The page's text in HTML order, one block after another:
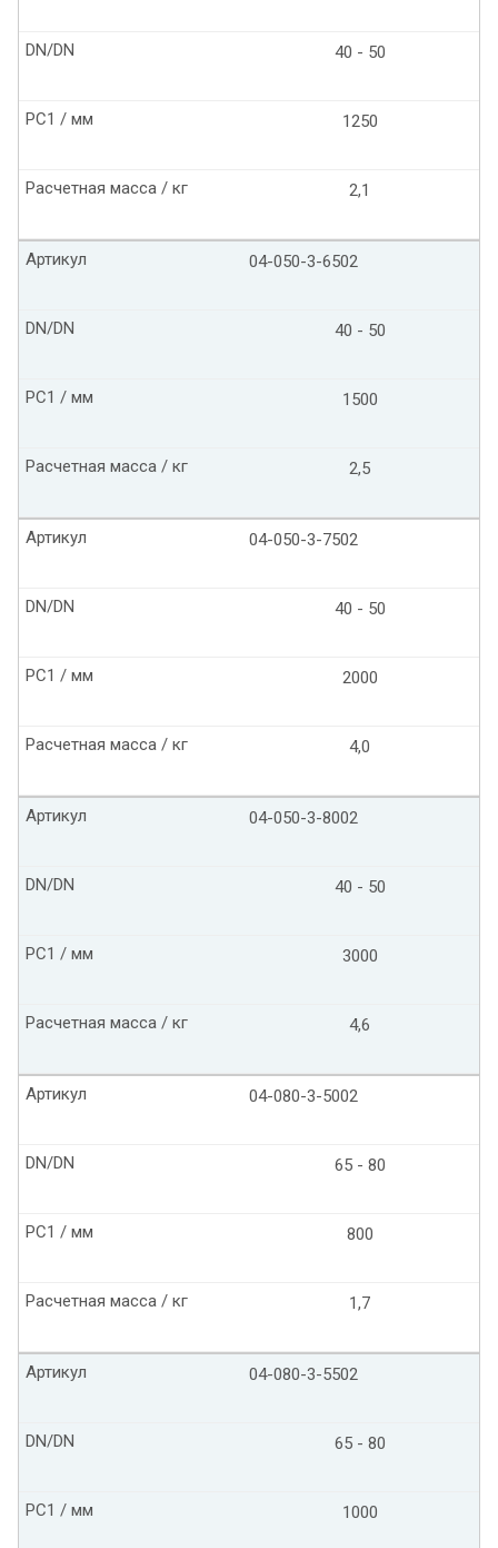
40 - 50
DN/DN
1250
PC1 / мм
2,1
Расчетная масса / кг
04-050-3-6502
Артикул
40 - 50
DN/DN
1500
PC1 / мм
2,5
Расчетная масса / кг
04-050-3-7502
Артикул
40 - 50
DN/DN
2000
PC1 / мм
4,0
Расчетная масса / кг
04-050-3-8002
Артикул
40 - 50
DN/DN
3000
PC1 / мм
4,6
Расчетная масса / кг
04-080-3-5002
Артикул
65 - 80
DN/DN
800
PC1 / мм
1,7
Расчетная масса / кг
04-080-3-5502
Артикул
65 - 80
DN/DN
1000
PC1 / мм